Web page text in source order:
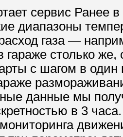
сервис Ранее
диапазоны
газа —
гараже столько
с шагом в
данные мы
в 3